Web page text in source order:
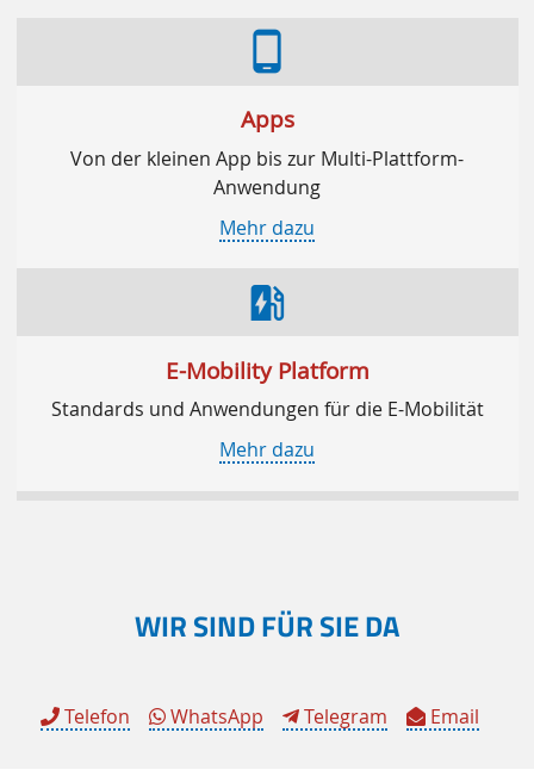
phone_android
Apps
Von der kleinen App bis zur Multi-Plattform-
Anwendung
Mehr dazu
ev_station
E-Mobility Platform
Standards und Anwendungen für die E-Mobilität
Mehr dazu
WIR SIND FÜR SIE DA
Telefon WhatsApp Telegram Email